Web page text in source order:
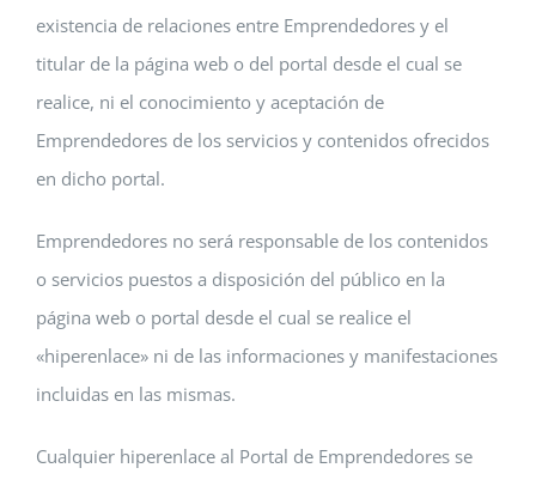
existencia de relaciones entre Emprendedores y el
titular de la página web o del portal desde el cual se
realice, ni el conocimiento y aceptación de
Emprendedores de los servicios y contenidos ofrecidos
en dicho portal.
Emprendedores no será responsable de los contenidos
o servicios puestos a disposición del público en la
página web o portal desde el cual se realice el
«hiperenlace» ni de las informaciones y manifestaciones
incluidas en las mismas.
Cualquier hiperenlace al Portal de Emprendedores se